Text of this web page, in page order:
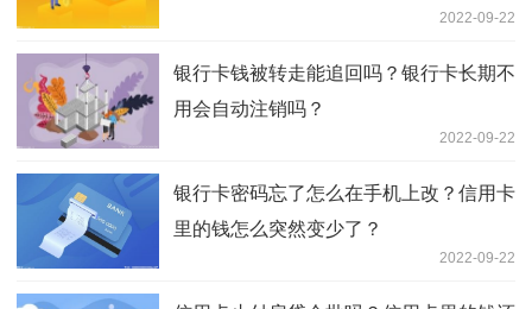
2022-09-22
银行卡钱被转走能追回吗？银行卡长期不
用会自动注销吗？
2022-09-22
银行卡密码忘了怎么在手机上改？信用卡
里的钱怎么突然变少了？
2022-09-22